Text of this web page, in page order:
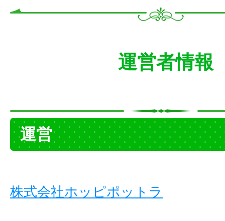
運営者情報
運営
株式会社ホッピポットラ